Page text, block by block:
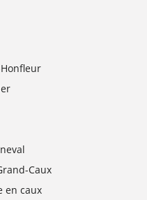
Caux
en caux